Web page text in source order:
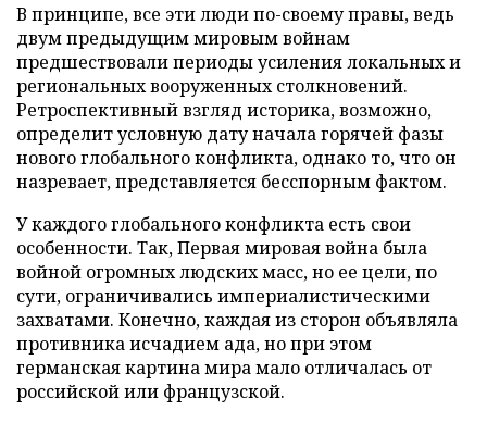
В принципе, все эти люди по-своему правы, ведь
двум предыдущим мировым войнам
предшествовали периоды усиления локальных и
региональных вооруженных столкновений.
Ретроспективный взгляд историка, возможно,
определит условную дату начала горячей фазы
нового глобального конфликта, однако то, что он
назревает, представляется бесспорным фактом.
У каждого глобального конфликта есть свои
особенности. Так, Первая мировая война была
войной огромных людских масс, но ее цели, по
сути, ограничивались империалистическими
захватами. Конечно, каждая из сторон объявляла
противника исчадием ада, но при этом
германская картина мира мало отличалась от
российской или французской.